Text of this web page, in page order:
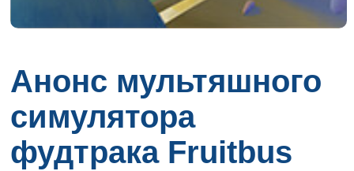
Анонс мультяшного
симулятора
фудтрака Fruitbus